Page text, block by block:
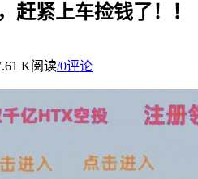
赶紧上车捡钱了！！
K阅读/0评论